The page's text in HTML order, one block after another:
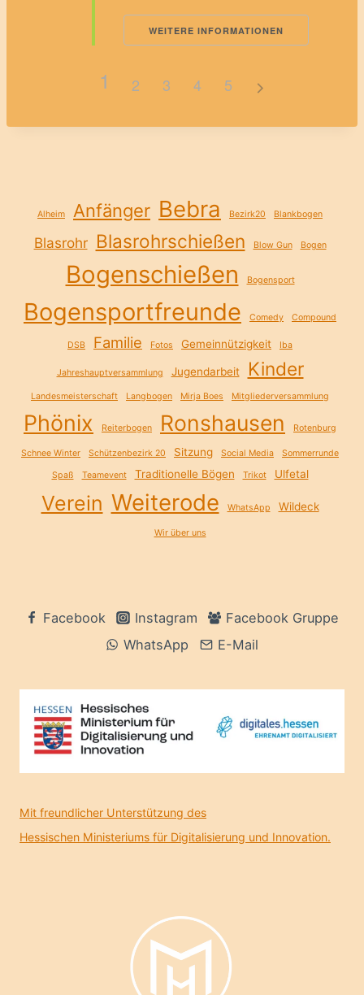
WEITERE INFORMATIONEN
1 2 3 4 5
Alheim Anfänger Bebra Bezirk20 Blankbogen
Blasrohr Blasrohrschießen Blow Gun Bogen
Bogenschießen Bogensport
Bogensportfreunde Comedy Compound
DSB Familie Fotos Gemeinnützigkeit Iba
Jahreshauptversammlung Jugendarbeit Kinder
Landesmeisterschaft Langbogen Mirja Boes Mitgliederversammlung
Phönix Reiterbogen Ronshausen Rotenburg
Schnee Winter Schützenbezirk 20 Sitzung Social Media Sommerrunde
Spaß Teamevent Traditionelle Bögen Trikot Ulfetal
Verein Weiterode WhatsApp Wildeck
Wir über uns
Facebook Instagram
Facebook Gruppe
WhatsApp
E-Mail
Mit freundlicher Unterstützung des
Hessischen Ministeriums für Digitalisierung und Innovation.